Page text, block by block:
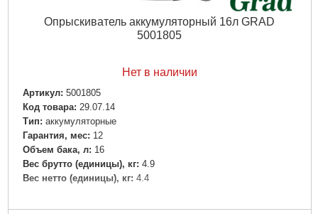
Опрыскиватель аккумуляторный 16л GRAD
5001805
Нет в наличии
Артикул: 5001805
Код товара: 29.07.14
Tип: аккумуляторные
Гарантия, мес: 12
Объем бака, л: 16
Вес брутто (единицы), кг: 4.9
Вес нетто (единицы), кг: 4.4
Подробнее...